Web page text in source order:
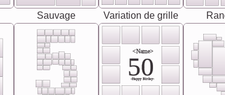
Sauvage Variation de grille
<Name>
50
-Happy Birday-